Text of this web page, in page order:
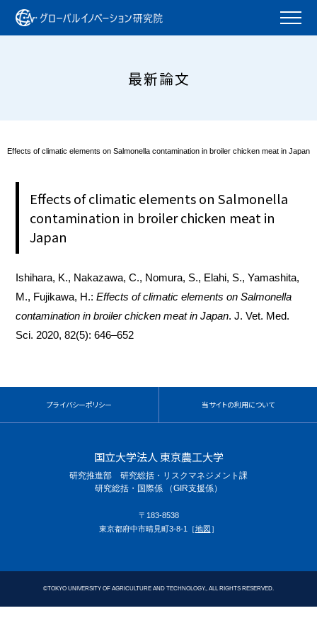
最新論文
Effects of climatic elements on Salmonella contamination in broiler chicken meat in Japan
Effects of climatic elements on Salmonella
contamination in broiler chicken meat in
Japan
Ishihara, K., Nakazawa, C., Nomura, S., Elahi, S., Yamashita,
M., Fujikawa, H.: Effects of climatic elements on Salmonella
contamination in broiler chicken meat in Japan. J. Vet. Med.
Sci. 2020, 82(5): 646–652
プライバシーポリシー 当サイトの利用について
国立大学法人 東京農工大学
研究推進部 研究総括・リスクマネジメント課
研究総括・国際係 （GIR支援係）
〒183-8538
東京都府中市晴見町3-8-1［地図］
©TOKYO UNIVERSITY OF AGRICULTURE AND TECHNOLOGY., ALL RIGHTS RESERVED.